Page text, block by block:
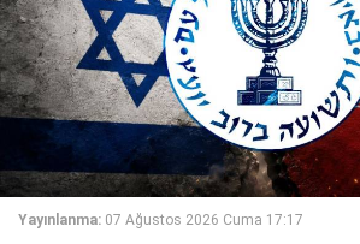
Yayınlanma: 07 Ağustos 2026 Cuma 17:17